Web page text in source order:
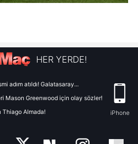
HER YERDE!
adım atıldı! Galatasaray...
Mason Greenwood için olay sözler!
Thiago Almada!
iPhone